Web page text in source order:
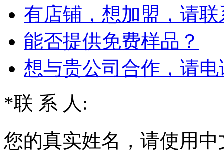
有店铺，想加盟，请
能否提供免费样品？
想与贵公司合作，请
*联 系 人:
您的真实姓名，请使用中